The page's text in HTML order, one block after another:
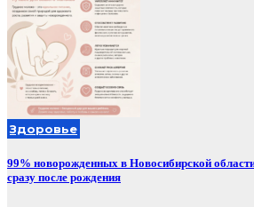
Здоровье
99% новорожденных в Новосибирской
сразу после рождения